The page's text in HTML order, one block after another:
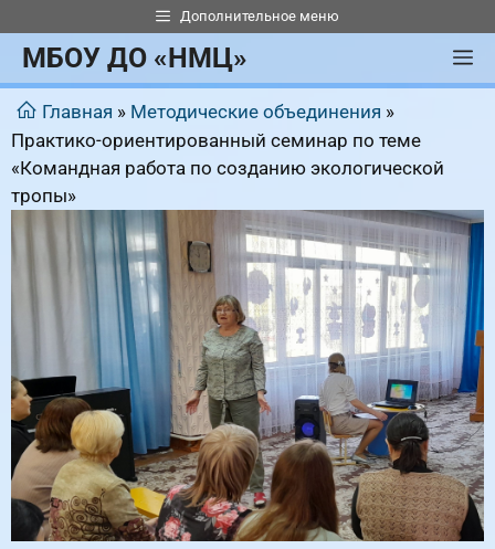
к
содержимому
Дополнительное меню
МБОУ ДО «НМЦ»
Главная » Методические объединения »
Практико-ориентированный семинар по теме
«Командная работа по созданию экологической
тропы»